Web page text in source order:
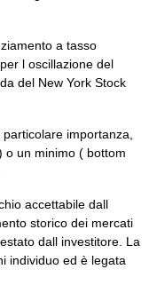
a tasso
l oscillazione del
del New York Stock
importanza,
o un minimo ( bottom
accettabile dall
storico dei mercati
dall investitore. La
individuo ed è legata